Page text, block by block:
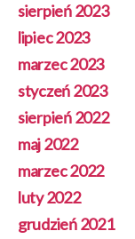
sierpień 2023
lipiec 2023
marzec 2023
styczeń 2023
sierpień 2022
maj 2022
marzec 2022
luty 2022
grudzień 2021